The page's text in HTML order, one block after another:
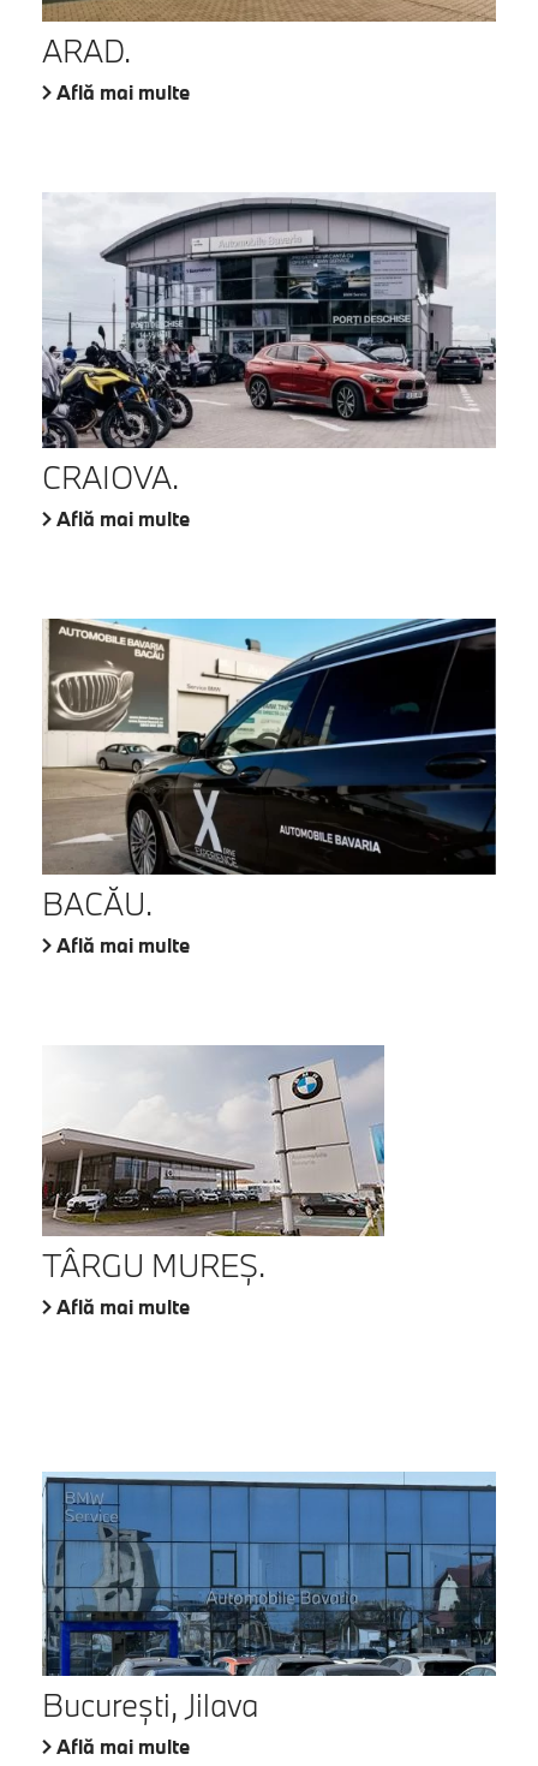
ARAD.
Află mai multe
CRAIOVA.
Află mai multe
BACĂU.
Află mai multe
TÂRGU MUREŞ.
Află mai multe
București, Jilava
Află mai multe